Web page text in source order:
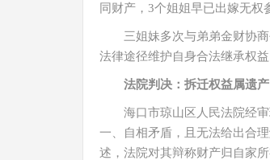
同财产，3个姐姐早已出嫁无权
三姐妹多次与弟弟金财协
法律途径维护自身合法继承权益
法院判决：拆迁权益属遗
海口市琼山区人民法院经
一、自相矛盾，且无法给出合
述，法院对其辩称财产归自家